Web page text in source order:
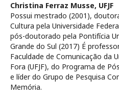
Christina Ferraz Musse, UFJF
Possui mestrado (2001),
Cultura pela Universidade
pós-doutorado pela Pontifícia
Grande do Sul (2017) É
Faculdade de Comunicação da
Fora (UFJF), do Programa de
e líder do Grupo de Pesquisa
Memória.